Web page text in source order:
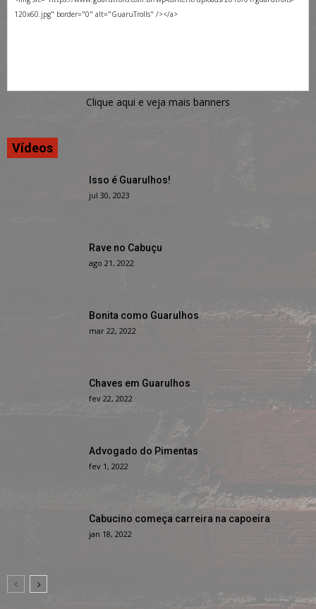
Clique aqui e veja mais banners
Vídeos
Isso é Guarulhos!
jul 30, 2023
Rave no Cabuçu
ago 21, 2022
Bonita como Guarulhos
mar 22, 2022
Chaves em Guarulhos
fev 22, 2022
Advogado do Pimentas
fev 1, 2022
Cabucino começa carreira na capoeira
jan 18, 2022